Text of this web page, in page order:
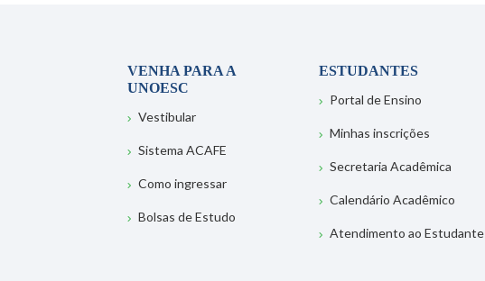
VENHA PARA A
UNOESC
Vestibular
Sistema ACAFE
Como ingressar
Bolsas de Estudo
ESTUDANTES
Portal de Ensino
Minhas inscrições
Secretaria Acadêmica
Calendário Acadêmico
Atendimento ao Estudante